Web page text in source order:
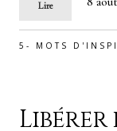
Lire
5- MOTS
Libérer